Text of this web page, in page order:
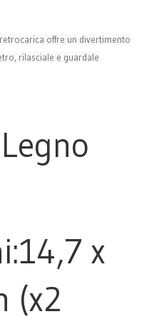
offre un divertimento
rilasciale e guardale
x
(x2